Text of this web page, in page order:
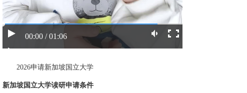
00:00 / 01:06
2026申请新加坡国立大学
新加坡国立大学读研申请条件